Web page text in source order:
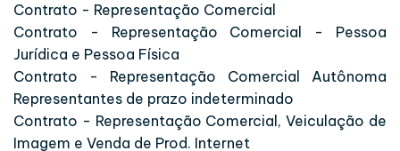
Contrato - Representação Comercial
Contrato - Representação Comercial - Pessoa
Jurídica e Pessoa Física
Contrato - Representação Comercial Autônoma
Representantes de prazo indeterminado
Contrato - Representação Comercial, Veiculação de
Imagem e Venda de Prod. Internet